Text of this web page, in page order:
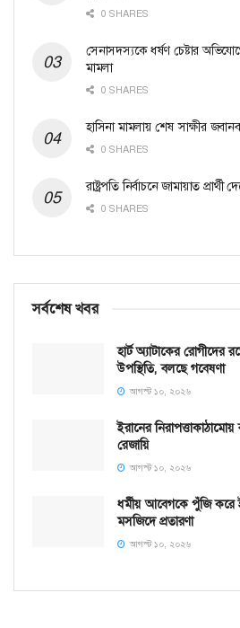
0 SHARES
সেনাসদস্যকে ধর্ষণ চেষ্টার
মামলা
0 SHARES
হাসিনা মামলায় শেষ সাক্ষীর
0 SHARES
রাষ্ট্রপতি নির্বাচনে জামায়াত
0 SHARES
সর্বশেষ খবর
হার্ট অ্যাটাকের রোগীদের
উপস্থিতি, বলছে গবেষণা
আগস্ট ১০, ২০২৬
ইরানের
রেজায়ি
আগস্ট ১০, ২০২৬
ধর্মীয় আবেগকে পুঁজি করে
মসজিদে প্রতারণা
আগস্ট ১০, ২০২৬